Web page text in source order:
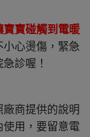
寶寶碰觸到電暖
小心燙傷，緊急
診喔！
商提供的說明
用，要留意電